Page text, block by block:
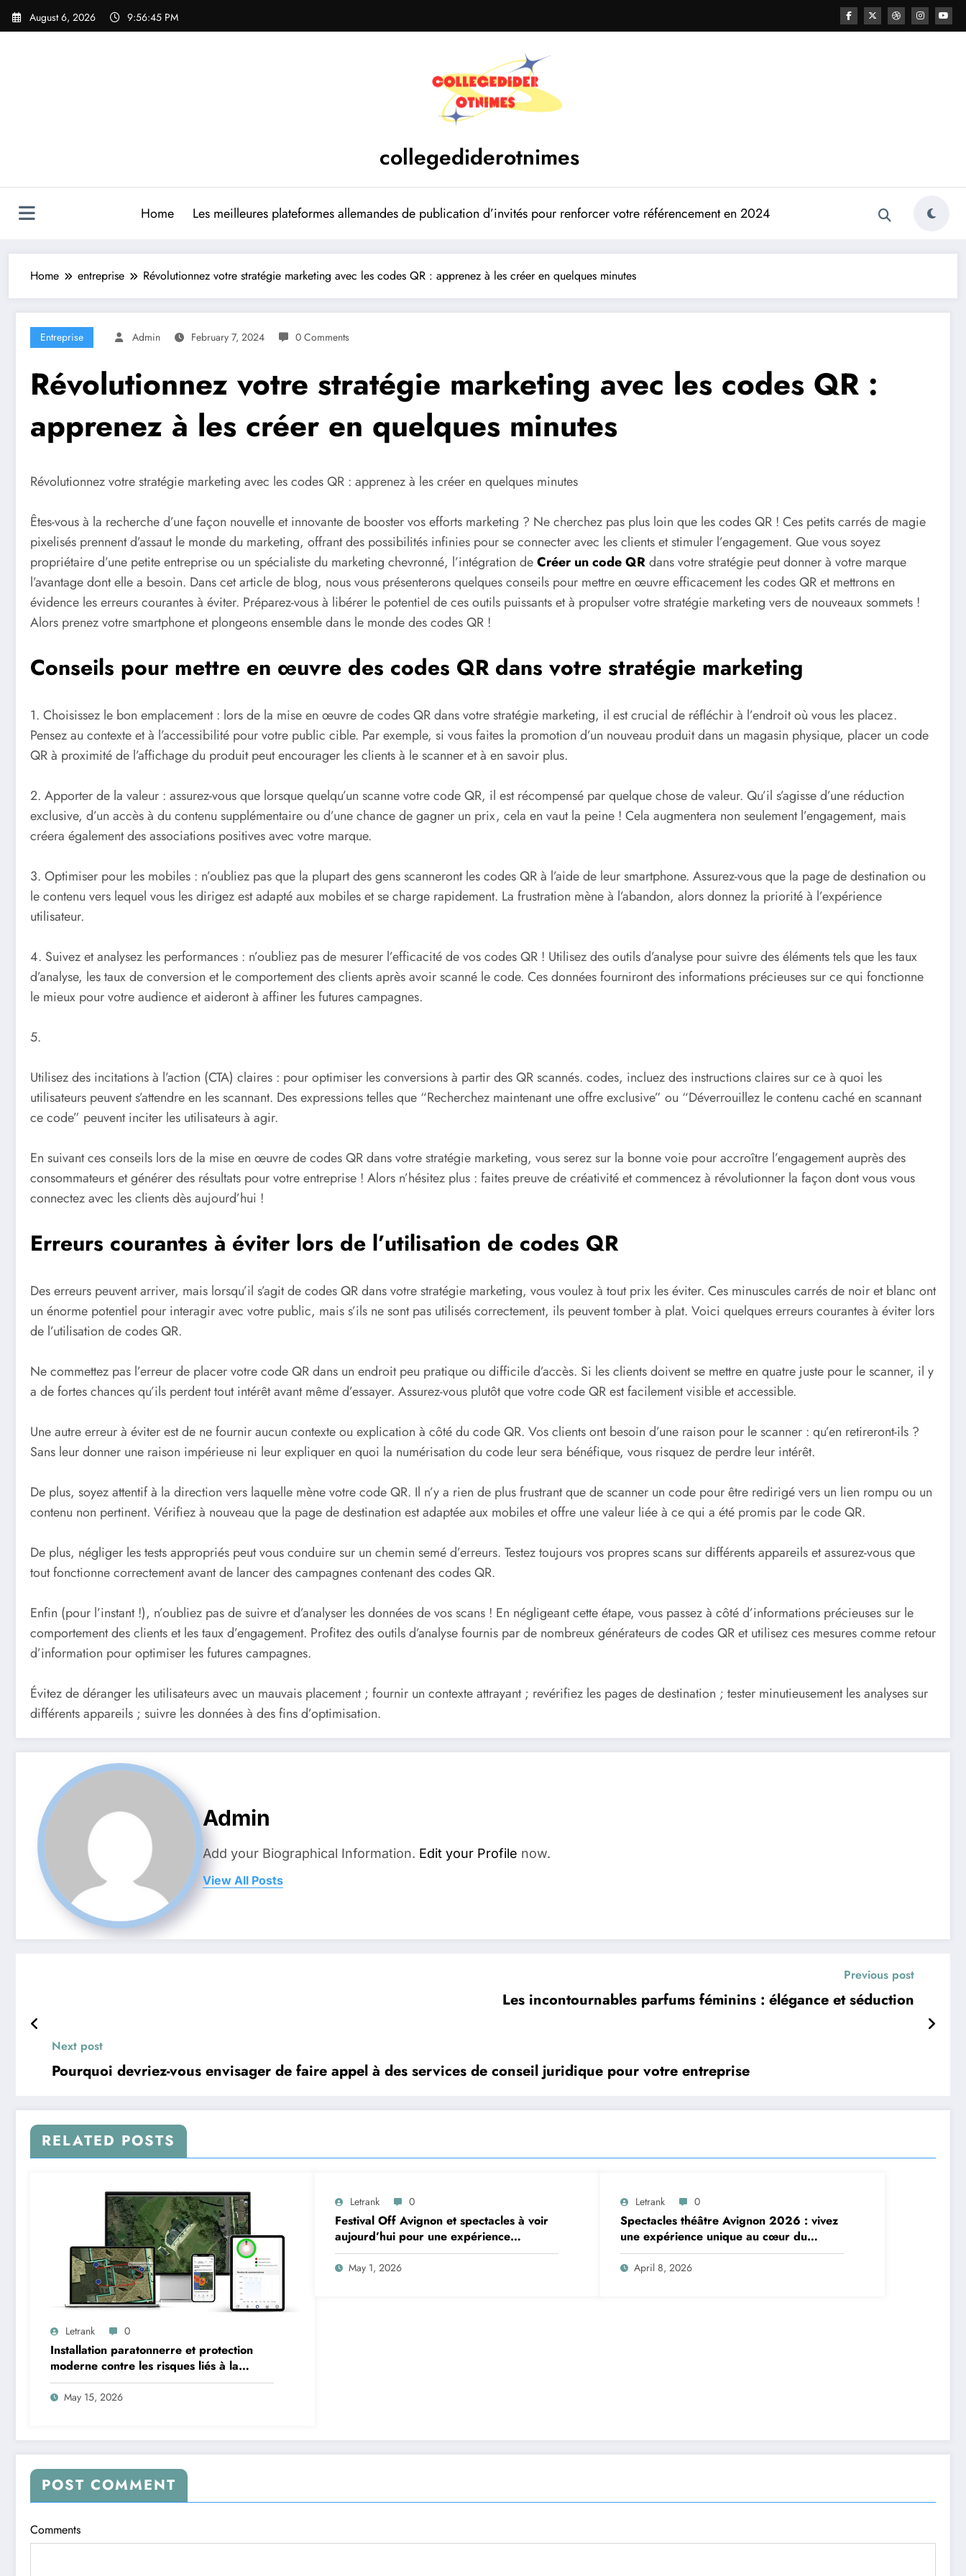
Skip
August 6, 2026 9:56:46 PM
collegediderotnimes
Home Les meilleures plateformes allemandes de publication d’invités pour renforcer votre référencement en 2024
Home entreprise Révolutionnez votre stratégie marketing avec les codes QR : apprenez à les créer en quelques minutes
Entreprise Admin February 7, 2024 0 Comments
Révolutionnez votre stratégie marketing avec les codes QR :
apprenez à les créer en quelques minutes
Révolutionnez votre stratégie marketing avec les codes QR : apprenez à les créer en quelques minutes
Êtes-vous à la recherche d’une façon nouvelle et innovante de booster vos efforts marketing ? Ne cherchez pas plus loin que les codes QR ! Ces petits carrés de magie
pixelisés prennent d’assaut le monde du marketing, offrant des possibilités infinies pour se connecter avec les clients et stimuler l’engagement. Que vous soyez
propriétaire d’une petite entreprise ou un spécialiste du marketing chevronné, l’intégration deCréer un code QRdans votre stratégie peut donner à votre marque
l’avantage dont elle a besoin. Dans cet article de blog, nous vous présenterons quelques conseils pour mettre en œuvre efficacement les codes QR et mettrons en
évidence les erreurs courantes à éviter. Préparez-vous à libérer le potentiel de ces outils puissants et à propulser votre stratégie marketing vers de nouveaux sommets !
Alors prenez votre smartphone et plongeons ensemble dans le monde des codes QR !
Conseils pour mettre en œuvre des codes QR dans votre stratégie marketing
1. Choisissez le bon emplacement : lors de la mise en œuvre de codes QR dans votre stratégie marketing, il est crucial de réfléchir à l’endroit où vous les placez.
Pensez au contexte et à l’accessibilité pour votre public cible. Par exemple, si vous faites la promotion d’un nouveau produit dans un magasin physique, placer un code
QR à proximité de l’affichage du produit peut encourager les clients à le scanner et à en savoir plus.
2. Apporter de la valeur : assurez-vous que lorsque quelqu’un scanne votre code QR, il est récompensé par quelque chose de valeur. Qu’il s’agisse d’une réduction
exclusive, d’un accès à du contenu supplémentaire ou d’une chance de gagner un prix, cela en vaut la peine ! Cela augmentera non seulement l’engagement, mais
créera également des associations positives avec votre marque.
3. Optimiser pour les mobiles : n’oubliez pas que la plupart des gens scanneront les codes QR à l’aide de leur smartphone. Assurez-vous que la page de destination ou
le contenu vers lequel vous les dirigez est adapté aux mobiles et se charge rapidement. La frustration mène à l’abandon, alors donnez la priorité à l’expérience
utilisateur.
4. Suivez et analysez les performances : n’oubliez pas de mesurer l’efficacité de vos codes QR ! Utilisez des outils d’analyse pour suivre des éléments tels que les taux
d’analyse, les taux de conversion et le comportement des clients après avoir scanné le code. Ces données fourniront des informations précieuses sur ce qui fonctionne
le mieux pour votre audience et aideront à affiner les futures campagnes.
5.
Utilisez des incitations à l’action (CTA) claires : pour optimiser les conversions à partir des QR scannés. codes, incluez des instructions claires sur ce à quoi les
utilisateurs peuvent s’attendre en les scannant. Des expressions telles que “Recherchez maintenant une offre exclusive” ou “Déverrouillez le contenu caché en scannant
ce code” peuvent inciter les utilisateurs à agir.
En suivant ces conseils lors de la mise en œuvre de codes QR dans votre stratégie marketing, vous serez sur la bonne voie pour accroître l’engagement auprès des
consommateurs et générer des résultats pour votre entreprise ! Alors n’hésitez plus : faites preuve de créativité et commencez à révolutionner la façon dont vous vous
connectez avec les clients dès aujourd’hui !
Erreurs courantes à éviter lors de l’utilisation de codes QR
Des erreurs peuvent arriver, mais lorsqu’il s’agit de codes QR dans votre stratégie marketing, vous voulez à tout prix les éviter. Ces minuscules carrés de noir et blanc ont
un énorme potentiel pour interagir avec votre public, mais s’ils ne sont pas utilisés correctement, ils peuvent tomber à plat. Voici quelques erreurs courantes à éviter lors
de l’utilisation de codes QR.
Ne commettez pas l’erreur de placer votre code QR dans un endroit peu pratique ou difficile d’accès. Si les clients doivent se mettre en quatre juste pour le scanner, il y
a de fortes chances qu’ils perdent tout intérêt avant même d’essayer. Assurez-vous plutôt que votre code QR est facilement visible et accessible.
Une autre erreur à éviter est de ne fournir aucun contexte ou explication à côté du code QR. Vos clients ont besoin d’une raison pour le scanner : qu’en retireront-ils ?
Sans leur donner une raison impérieuse ni leur expliquer en quoi la numérisation du code leur sera bénéfique, vous risquez de perdre leur intérêt.
De plus, soyez attentif à la direction vers laquelle mène votre code QR. Il n’y a rien de plus frustrant que de scanner un code pour être redirigé vers un lien rompu ou un
contenu non pertinent. Vérifiez à nouveau que la page de destination est adaptée aux mobiles et offre une valeur liée à ce qui a été promis par le code QR.
De plus, négliger les tests appropriés peut vous conduire sur un chemin semé d’erreurs. Testez toujours vos propres scans sur différents appareils et assurez-vous que
tout fonctionne correctement avant de lancer des campagnes contenant des codes QR.
Enfin (pour l’instant !), n’oubliez pas de suivre et d’analyser les données de vos scans ! En négligeant cette étape, vous passez à côté d’informations précieuses sur le
comportement des clients et les taux d’engagement. Profitez des outils d’analyse fournis par de nombreux générateurs de codes QR et utilisez ces mesures comme retour
d’information pour optimiser les futures campagnes.
Évitez de déranger les utilisateurs avec un mauvais placement ; fournir un contexte attrayant ; revérifiez les pages de destination ; tester minutieusement les analyses sur
différents appareils ; suivre les données à des fins d’optimisation.
Admin
Add your Biographical Information. Edit your Profile now.
View All Posts
Previous post
Les incontournables parfums féminins : élégance et séduction
Next post
Pourquoi devriez-vous envisager de faire appel à des services de conseil juridique pour votre entreprise
RELATED POSTS
Letrank 0
Installation paratonnerre et protection
moderne contre les risques liés à la
foudre
May 15, 2026
Letrank 0
Festival Off Avignon et spectacles à voir
aujourd’hui pour une expérience
théâtrale unique
May 1, 2026
Letrank 0
Spectacles théâtre Avignon 2026 : vivez
une expérience unique au cœur du
Festival Off
April 8, 2026
POST COMMENT
Comments